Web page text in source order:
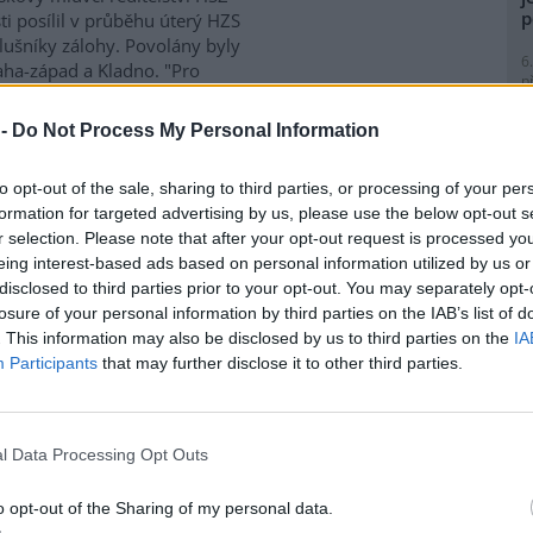
Do Not Process My Personal Information
opt-out of the sale, sharing to third parties, or processing of your
for targeted advertising by us, please use the below opt-out
selection. Please note that after your opt-out request is processed
interest-based ads based on personal information utilized by us
to third parties prior to your opt-out. You may separately
of your personal information by third parties on the IAB’s list of
This information may also be disclosed by us to third parties on the
Participants that may further disclose it to other third parties.
Data Processing Opt Outs
opt-out of the Sharing of my personal data.
posílil v průběhu úterý HZS
zálohy. Povolány byly
západ a Kladno. "Pro
další jednotky," dodal
Mezinárodního
byla v podvečerních
stanice na pražském
v ulicích odsoudili
ostře odsoudili
, které dnes končí diskusí
Bankwatch Network,
reformu
přesvědčeni o právu vyjádřit
ale ostře odsuzují
se rozhodly pro násilné
včera poskytli EkoListu